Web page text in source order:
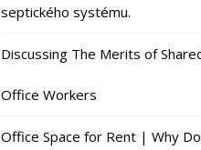
septického systému.
Discussing The Merits of
Office Workers
Office Space for Rent | Why